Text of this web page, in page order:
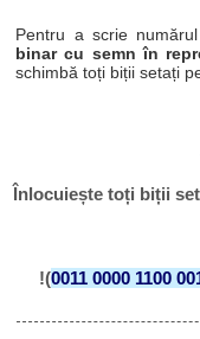
Pentru a scrie
binar cu semn în
schimbă toți biții setați
Înlocuiește toți biții
!(0011 0000 1100